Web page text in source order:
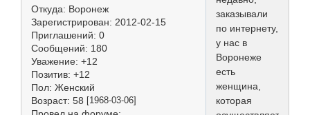
Откуда: Воронеж
Зарегистрирован: 2012-02-15
Приглашений: 0
Сообщений: 180
Уважение: +12
Позитив: +12
Пол: Женский
Возраст: 58 [1968-03-06]
заказывали
по интернету,
у нас в
Воронеже
есть
женщина,
которая